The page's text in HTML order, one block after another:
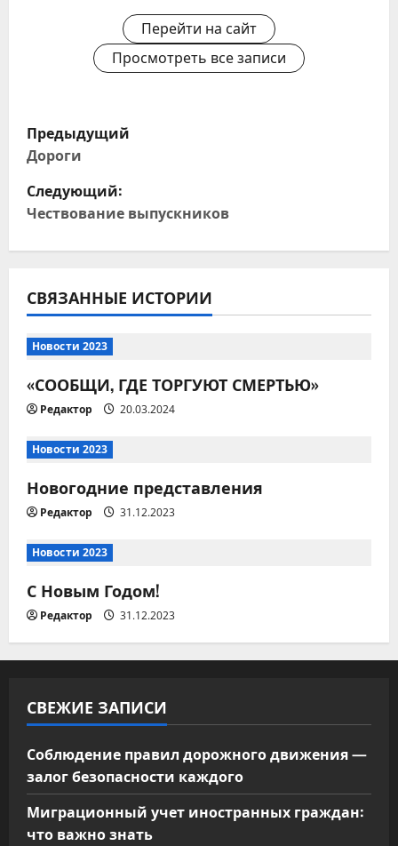
Перейти на сайт
Просмотреть все записи
Н
а
в
а
ц
и
я
п
о
з
а
п
и
я
м
Предыдущий
Дороги
Следующий:
Чествование выпускников
СВЯЗАННЫЕ ИСТОРИИ
Новости 2023
«СООБЩИ, ГДЕ ТОРГУЮТ СМЕРТЬЮ»
Редактор 20.03.2024
Новости 2023
Новогодние представления
Редактор 31.12.2023
Новости 2023
С Новым Годом!
Редактор 31.12.2023
СВЕЖИЕ ЗАПИСИ
Соблюдение правил дорожного движения —
залог безопасности каждого
Миграционный учет иностранных граждан:
что важно знать